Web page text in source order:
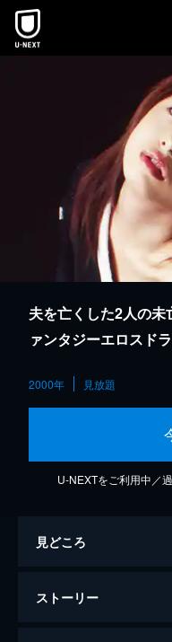
本文へスキップ
夫を亡くした2人の
ァンタジーエロスド
2000年 見放題
U-NEXTをご利用中／
見どころ
ストーリー